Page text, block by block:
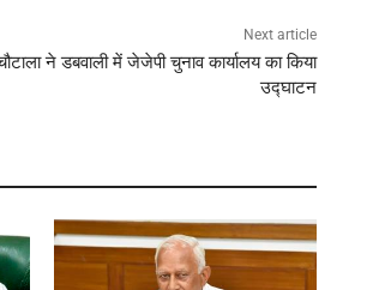
Next article
ने डबवाली में जेजेपी चुनाव कार्यालय का किया
उद्घाटन